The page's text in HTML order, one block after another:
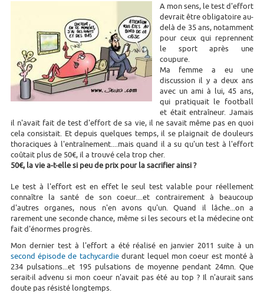
A mon sens, le test d'effort
devrait être obligatoire au-
delà de 35 ans, notamment
pour ceux qui reprennent
le sport après une
coupure.
Ma femme a eu une
discussion il y a deux ans
avec un ami à lui, 45 ans,
qui pratiquait le football
et était entraîneur. Jamais
il n'avait fait de test d'effort de sa vie, il ne savait même pas en quoi
cela consistait. Et depuis quelques temps, il se plaignait de douleurs
thoraciques à l'entraînement....mais quand il a su qu'un test à l'effort
coûtait plus de 50€, il a trouvé cela trop cher.
50€, la vie a-t-elle si peu de prix pour la sacrifier ainsi ?
Le test à l'effort est en effet le seul test valable pour réellement
connaître la santé de son coeur....et contrairement à beaucoup
d'autres organes, nous n'en avons qu'un. Quand il lâche...on a
rarement une seconde chance, même si les secours et la médecine ont
fait d'énormes progrès.
Mon dernier test à l'effort a été réalisé en janvier 2011 suite à un
second épisode de tachycardiedurant lequel mon coeur est monté à
234 pulsations...et 195 pulsations de moyenne pendant 24mn. Que
serait-il advenu si mon coeur n'avait pas été au top ? Il n'aurait sans
doute pas résisté longtemps.